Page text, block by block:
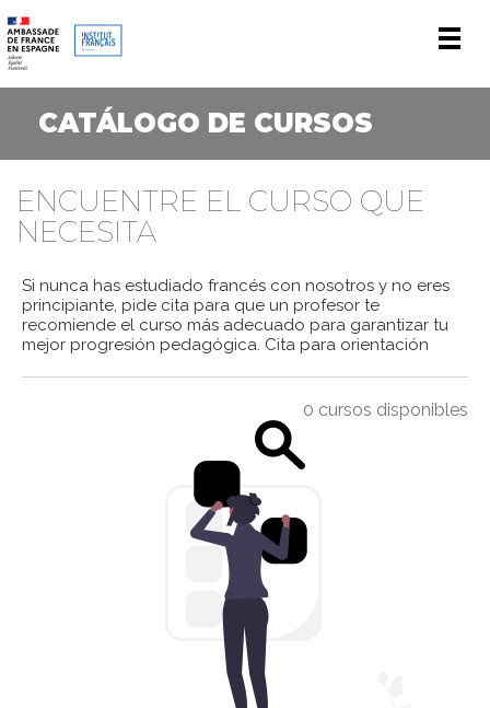
CATÁLOGO DE CURSOS
ENCUENTRE EL CURSO QUE
NECESITA
Si nunca has estudiado francés con nosotros y no eres
principiante, pide cita para que un profesor te
recomiende el curso más adecuado para garantizar tu
mejor progresión pedagógica. Cita para orientación
0 cursos disponibles